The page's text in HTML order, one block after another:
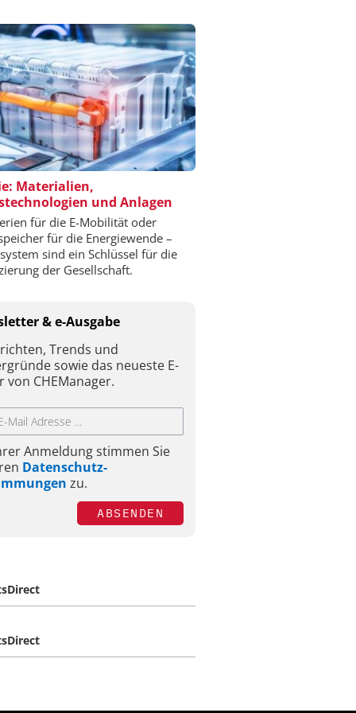
Materialien,
und Anlagen
für die E-Mobilität oder
für die Energiewende –
sind ein Schlüssel für die
der Gesellschaft.
& e-Ausgabe
Trends und
sowie das neueste E-
von CHEManager.
Anmeldung stimmen Sie
Datenschutz-
zu.
ABSENDEN